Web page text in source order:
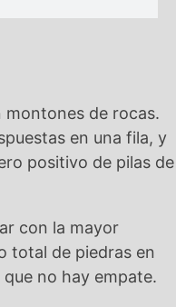
montones de rocas.
en una fila, y
positivo de pilas de
con la mayor
total de piedras en
no hay empate.